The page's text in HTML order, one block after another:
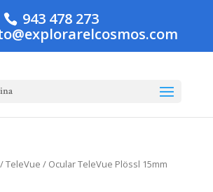
943 478 273
/TeleVue / Ocular TeleVue Plössl 15mm